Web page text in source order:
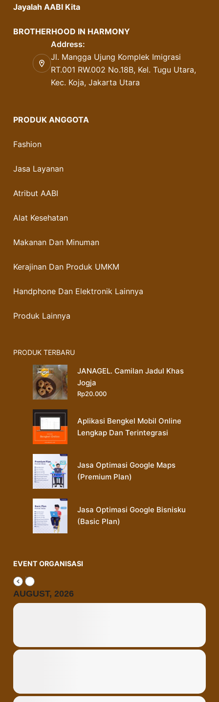
Jayalah AABI Kita
BROTHERHOOD IN HARMONY
Address:
Jl. Mangga Ujung Komplek Imigrasi
RT.001 RW.002 No.18B, Kel. Tugu Utara,
Kec. Koja, Jakarta Utara
PRODUK ANGGOTA
Fashion
Jasa Layanan
Atribut AABI
Alat Kesehatan
Makanan Dan Minuman
Kerajinan Dan Produk UMKM
Handphone Dan Elektronik Lainnya
Produk Lainnya
PRODUK TERBARU
JANAGEL. Camilan Jadul Khas
Jogja
Rp20.000
Aplikasi Bengkel Mobil Online
Lengkap Dan Terintegrasi
Jasa Optimasi Google Maps
(Premium Plan)
Jasa Optimasi Google Bisnisku
(Basic Plan)
EVENT ORGANISASI
AUGUST, 2026